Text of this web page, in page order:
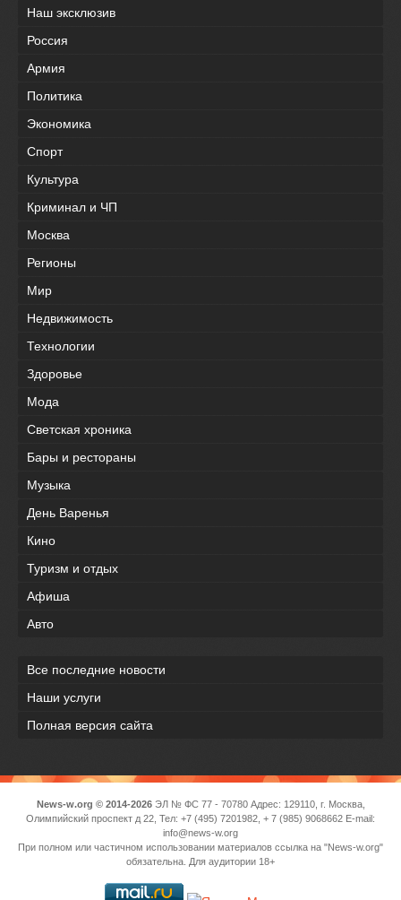
Наш эксклюзив
Россия
Армия
Политика
Экономика
Спорт
Культура
Криминал и ЧП
Москва
Регионы
Мир
Недвижимость
Технологии
Здоровье
Мода
Светская хроника
Бары и рестораны
Музыка
День Варенья
Кино
Туризм и отдых
Афиша
Авто
Все последние новости
Наши услуги
Полная версия сайта
News-w.org © 2014-2026ЭЛ № ФС 77 - 70780 Адрес: 129110, г. Москва,
Олимпийский проспект д 22, Тел: +7 (495) 7201982, + 7 (985) 9068662 E-mail:
info@news-w.org
При полном или частичном использовании материалов ссылка на "News-w.org"
обязательна. Для аудитории 18+